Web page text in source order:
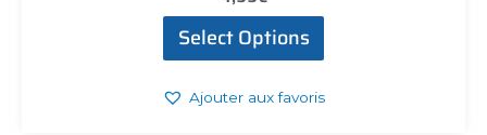
Select Options
Ajouter aux favoris